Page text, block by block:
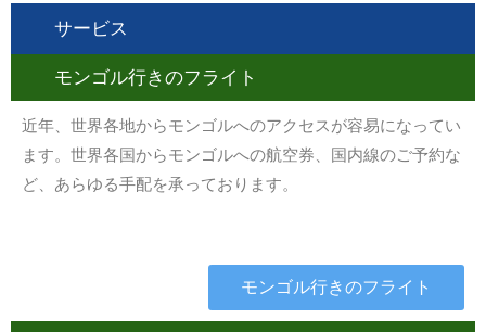
サービス
モンゴル行きのフライト
近年、世界各地からモンゴルへのアクセスが容易になってい
ます。世界各国からモンゴルへの航空券、国内線のご予約な
ど、あらゆる手配を承っております。
モンゴル行きのフライト